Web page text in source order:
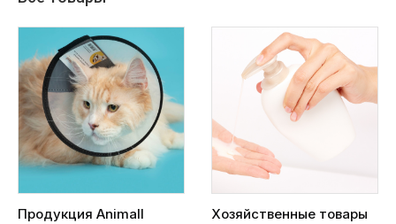
Продукция Animall Хозяйственные товары